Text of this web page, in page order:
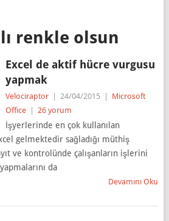
renkle olsun
Excel de aktif hücre vurgusu
yapmak
Velociraptor 24/04/2015
Microsoft
Office
26 yorum
İşyerlerinde en çok kullanılan
gelmektedir sağladığı müthiş
ve kontrolünde çalışanların işlerini
da
Devamını Oku